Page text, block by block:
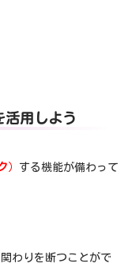
活用しよう
） する機能が備わって
わりを断つことがで